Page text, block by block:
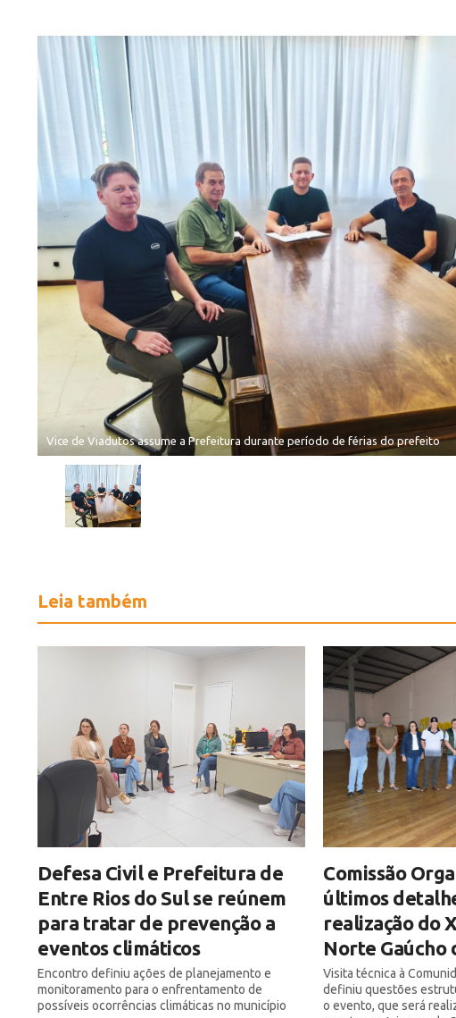
Vice de Viadutos assume a Prefeitura durante período de férias do prefeito
Leia também
Defesa Civil e Prefeitura de
Entre Rios do Sul se reúnem
para tratar de prevenção a
eventos climáticos
Encontro definiu ações de planejamento e
monitoramento para o enfrentamento de
possíveis ocorrências climáticas no município
Comissão
últimos
realização do
Norte Gaúcho
Visita técnica à
definiu questões
o evento, que será